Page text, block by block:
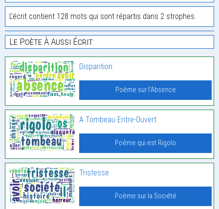
L'écrit contient 128 mots qui sont répartis dans 2 strophes.
Le Poète À Aussi Écrit:
Disparition
Poème sur l'Absence
A Tombeau Entre-Ouvert
Poème qui est Rigolo
Tristesse
Poème sur la Société